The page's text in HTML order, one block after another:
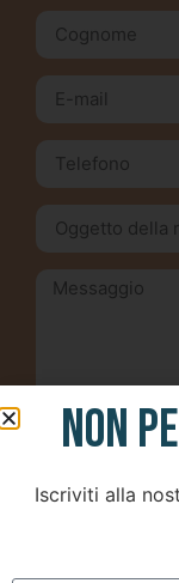
Leggings
Short
Accessori
Inviando
NON
Iscriviti alla